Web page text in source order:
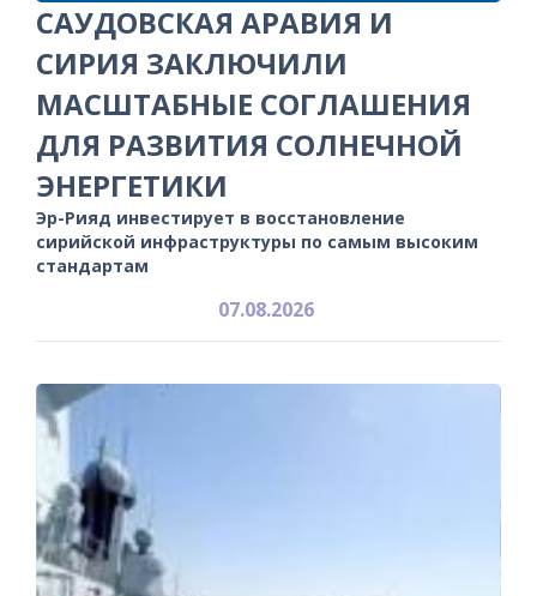
САУДОВСКАЯ АРАВИЯ И
СИРИЯ ЗАКЛЮЧИЛИ
МАСШТАБНЫЕ СОГЛАШЕНИЯ
ДЛЯ РАЗВИТИЯ СОЛНЕЧНОЙ
ЭНЕРГЕТИКИ
Эр-Рияд инвестирует в восстановление
сирийской инфраструктуры по самым высоким
стандартам
07.08.2026